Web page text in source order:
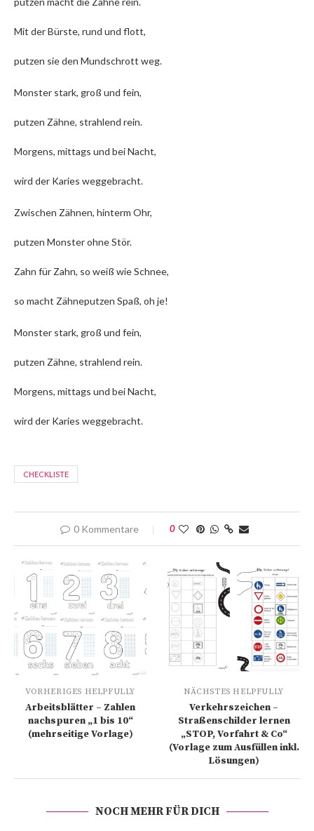
Mit der Bürste, rund und flott,
putzen sie den Mundschrott weg.
Monster stark, groß und fein,
putzen Zähne, strahlend rein.
Morgens, mittags und bei Nacht,
wird der Karies weggebracht.
Zwischen Zähnen, hinterm Ohr,
putzen Monster ohne Stör.
Zahn für Zahn, so weiß wie Schnee,
so macht Zähneputzen Spaß, oh je!
Monster stark, groß und fein,
putzen Zähne, strahlend rein.
Morgens, mittags und bei Nacht,
wird der Karies weggebracht.
CHECKLISTE
0 Kommentare 0
VORHERIGES HELPFULLY
Arbeitsblätter – Zahlen
nachspuren „1 bis 10“
(mehrseitige Vorlage)
NÄCHSTES HELPFULLY
Verkehrszeichen –
Straßenschilder lernen
„STOP, Vorfahrt & Co“
(Vorlage zum Ausfüllen inkl.
Lösungen)
NOCH MEHR FÜR DICH